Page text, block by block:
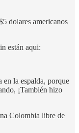
dolares americanos
están aqui:
en la espalda, porque
¡También hizo
Colombia libre de